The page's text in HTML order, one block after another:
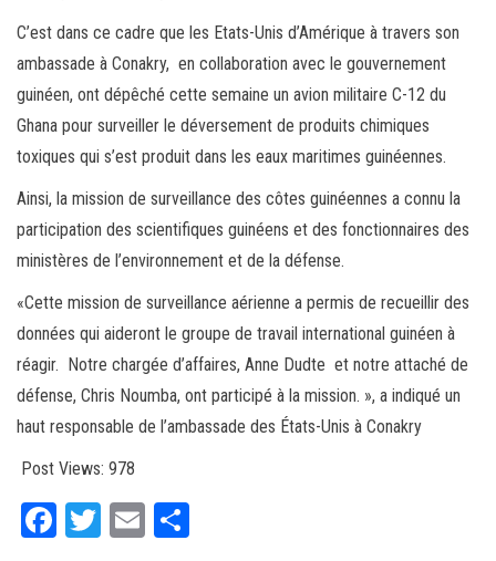
C’est dans ce cadre que les Etats-Unis d’Amérique à travers son
ambassade à Conakry, en collaboration avec le gouvernement
guinéen, ont dépêché cette semaine un avion militaire C-12 du
Ghana pour surveiller le déversement de produits chimiques
toxiques qui s’est produit dans les eaux maritimes guinéennes.
Ainsi, la mission de surveillance des côtes guinéennes a connu la
participation des scientifiques guinéens et des fonctionnaires des
ministères de l’environnement et de la défense.
«Cette mission de surveillance aérienne a permis de recueillir des
données qui aideront le groupe de travail international guinéen à
réagir. Notre chargée d’affaires, Anne Dudte et notre attaché de
défense, Chris Noumba, ont participé à la mission. », a indiqué un
haut responsable de l’ambassade des États-Unis à Conakry
Post Views: 978
Fa T
E